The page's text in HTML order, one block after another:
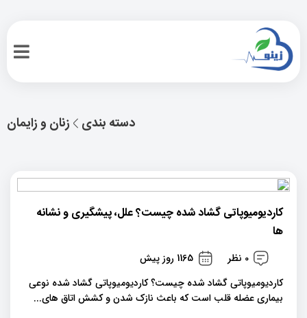
زنان و زایمان دسته بندی
کاردیومیوپاتی گشاد شده چیست؟ علل، پیشگیری و نشانه
ها
0 نظر
1165 روز پیش
کاردیومیوپاتی گشاد شده چیست؟ کاردیومیوپاتی گشاد شده نوعی
بیماری عضله قلب است که باعث نازک شدن و کشش اتاق های...